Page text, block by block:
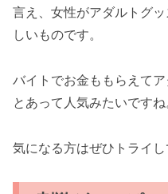
言え、女性がアダルトグ
しいものです。
バイトでお金ももらえて
とあって人気みたいですね
気になる方はぜひトライし